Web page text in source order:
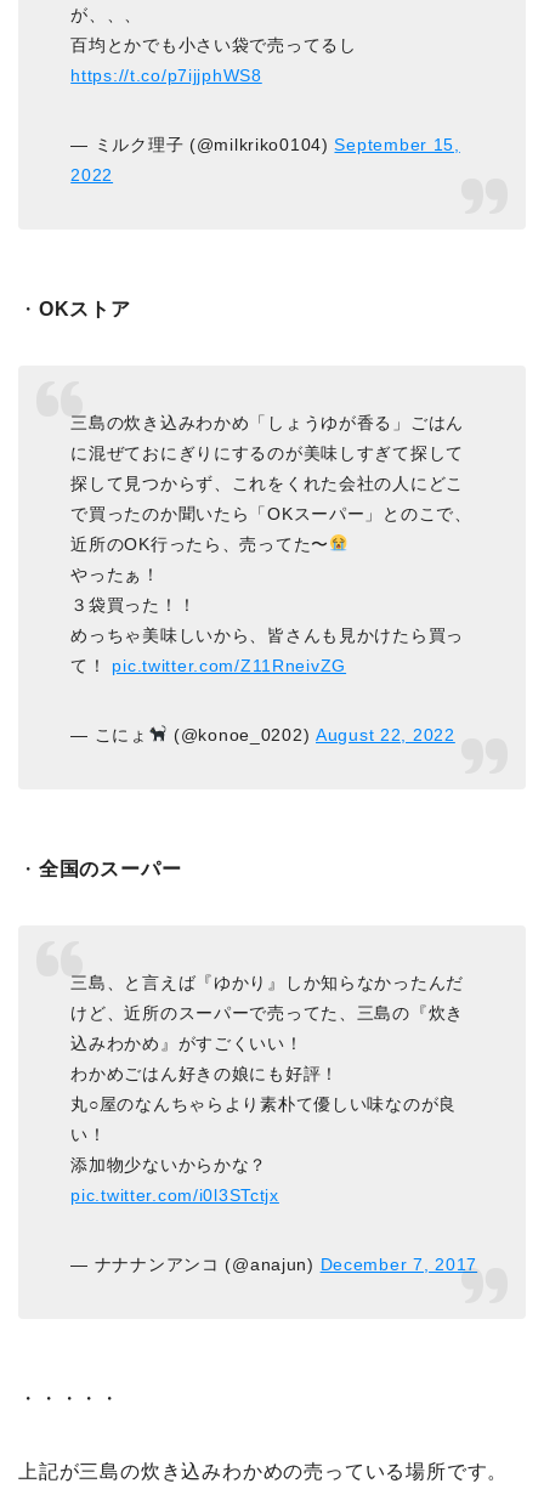
が、、、
百均とかでも小さい袋で売ってるし
https://t.co/p7ijjphWS8
— ミルク理子 (@milkriko0104)September 15,
2022
・ OKストア
三島の炊き込みわかめ「しょうゆが香る」ごはん
に混ぜておにぎりにするのが美味しすぎて探して
探して見つからず、これをくれた会社の人にどこ
で買ったのか聞いたら「OKスーパー」とのこで、
近所のOK行ったら、売ってた〜
やったぁ！
３袋買った！！
めっちゃ美味しいから、皆さんも見かけたら買っ
て！ pic.twitter.com/Z11RneivZG
— こにょ (@konoe_0202) August 22, 2022
・ 全国のスーパー
三島、と言えば『ゆかり』しか知らなかったんだ
けど、近所のスーパーで売ってた、三島の『炊き
込みわかめ』がすごくいい！
わかめごはん好きの娘にも好評！
丸○屋のなんちゃらより素朴て優しい味なのが良
い！
添加物少ないからかな？
pic.twitter.com/i0l3STctjx
— ナナナンアンコ (@anajun) December 7, 2017
・・・・・
上記が三島の炊き込みわかめの売っている場所です。